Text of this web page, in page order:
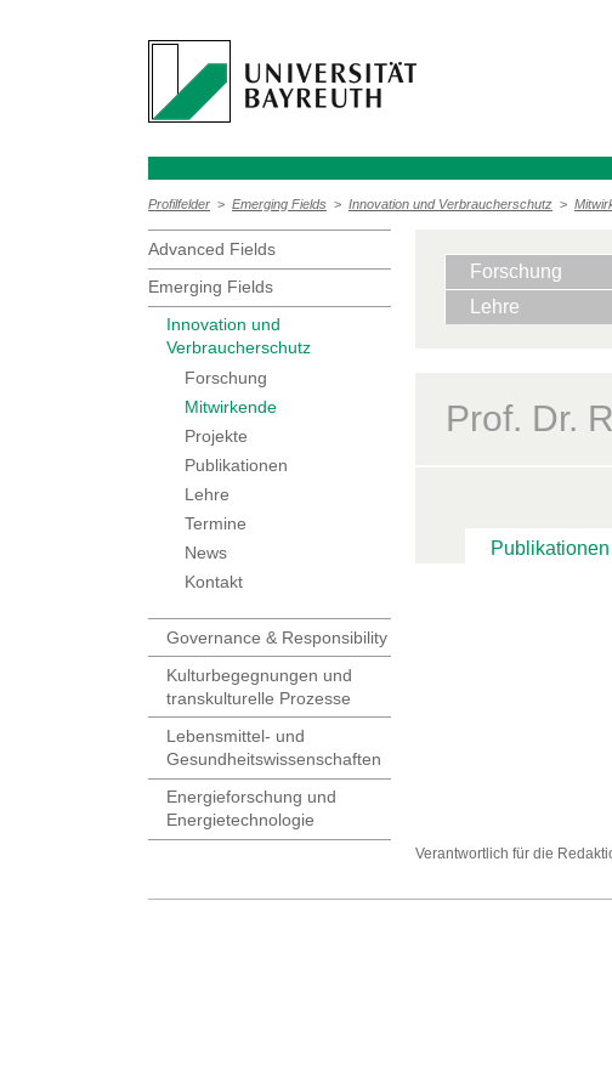
Profilfelder > Emerging Fields > Innovation und Verbraucherschutz >
Advanced Fields
Emerging Fields
Innovation und
Verbraucherschutz
Forschung
Mitwirkende
Projekte
Publikationen
Lehre
Termine
News
Kontakt
Governance & Responsibility
Kulturbegegnungen und
transkulturelle Prozesse
Lebensmittel- und
Gesundheitswissenschaften
Energieforschung und
Energietechnologie
Forschung
Lehre
Prof. Dr.
Publikationen
Verantwortlich für die